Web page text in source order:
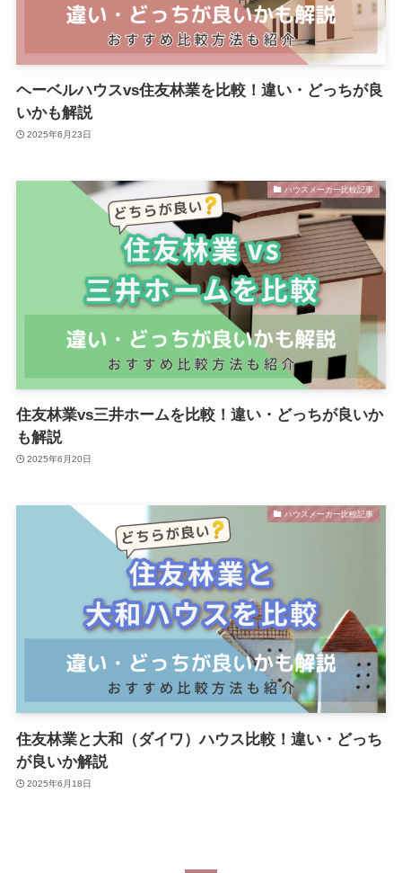
ヘーベルハウスvs住友林業を比較！違い・どっちが良
いかも解説
2025年6月23日
ハウスメーカー比較記事
住友林業vs三井ホームを比較！違い・どっちが良いか
も解説
2025年6月20日
ハウスメーカー比較記事
住友林業と大和（ダイワ）ハウス比較！違い・どっち
が良いか解説
2025年6月18日